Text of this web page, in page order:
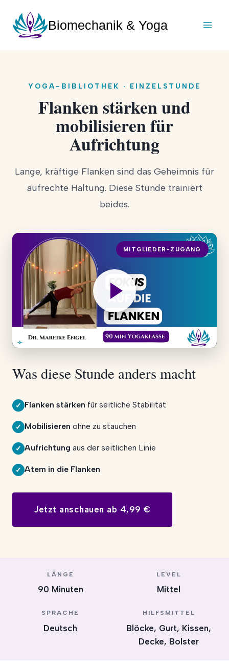
Inhalt
springen
Biomechanik & Yoga
YOGA-BIBLIOTHEK · EINZELSTUNDE
Flanken stärken und
mobilisieren für
Aufrichtung
Lange, kräftige Flanken sind das Geheimnis für
aufrechte Haltung. Diese Stunde trainiert
beides.
MITGLIEDER-ZUGANG
Was diese Stunde anders macht
✓ Flanken stärken für seitliche Stabilität
✓ Mobilisieren ohne zu stauchen
✓ Aufrichtung aus der seitlichen Linie
✓ Atem in die Flanken
Jetzt anschauen ab 4,99 €
LÄNGE
90 Minuten
LEVEL
Mittel
SPRACHE
Deutsch
HILFSMITTEL
Blöcke, Gurt, Kissen,
Decke, Bolster